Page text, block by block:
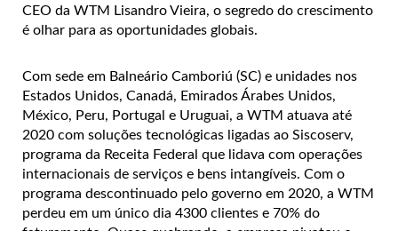
CEO da WTM Lisandro Vieira, o segredo do crescimento
é olhar para as oportunidades globais.
Com sede em Balneário Camboriú (SC) e unidades nos
Estados Unidos, Canadá, Emirados Árabes Unidos,
México, Peru, Portugal e Uruguai, a WTM atuava até
2020 com soluções tecnológicas ligadas ao Siscoserv,
programa da Receita Federal que lidava com operações
internacionais de serviços e bens intangíveis. Com o
programa descontinuado pelo governo em 2020, a WTM
perdeu em um único dia 4300 clientes e 70% do